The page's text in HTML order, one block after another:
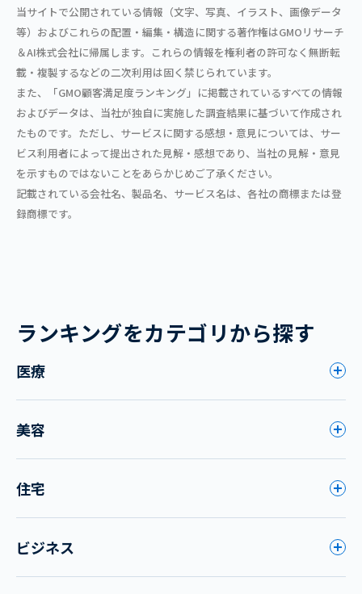
当サイトで公開されている情報（文字、写真、イラスト、画像データ
等）およびこれらの配置・編集・構造に関する著作権はGMOリサーチ
＆AI株式会社に帰属します。これらの情報を権利者の許可なく無断転
載・複製するなどの二次利用は固く禁じられています。
また、「GMO顧客満足度ランキング」に掲載されているすべての情報
およびデータは、当社が独自に実施した調査結果に基づいて作成され
たものです。ただし、サービスに関する感想・意見については、サー
ビス利用者によって提出された見解・感想であり、当社の見解・意見
を示すものではないことをあらかじめご了承ください。
記載されている会社名、製品名、サービス名は、各社の商標または登
録商標です。
ランキングをカテゴリから探す
医療
美容
住宅
ビジネス